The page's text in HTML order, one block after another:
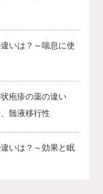
いは？～喘息に使
疱疹の薬の違い
髄液移行性
いは？～効果と眠